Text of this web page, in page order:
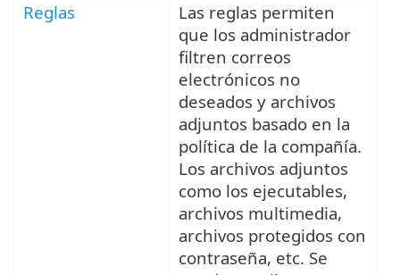
Reglas
Las reglas permiten
que los administrador
filtren correos
electrónicos no
deseados y archivos
adjuntos basado en la
política de la compañía.
Los archivos adjuntos
como los ejecutables,
archivos multimedia,
archivos protegidos con
contraseña, etc. Se